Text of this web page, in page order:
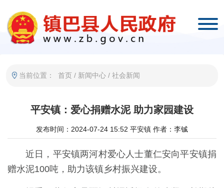
当前位置： 首页 / 新闻中心 / 社会新闻
平安镇：爱心捐赠水泥 助力家园建设
发布时间：2024-07-24 15:52 平安镇 作者：李铖
近日，平安镇两河村爱心人士董仁安向平安镇捐
赠水泥100吨，助力该镇乡村振兴建设。